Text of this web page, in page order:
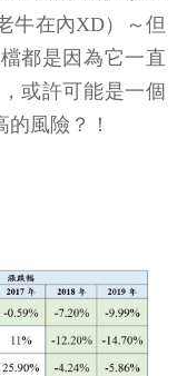
牛在內XD）～但
都是因為它一直
或許可能是一個
的風險？！